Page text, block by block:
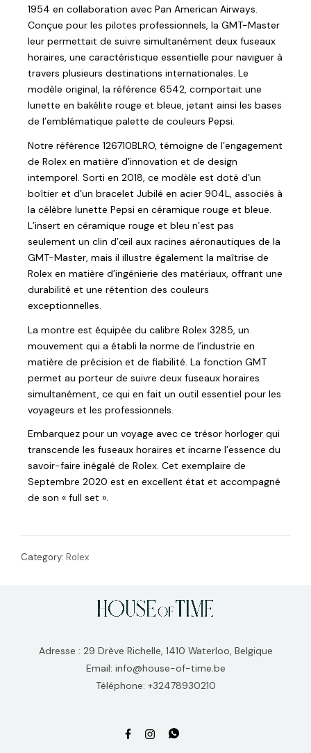
1954 en collaboration avec Pan American Airways.
Conçue pour les pilotes professionnels, la GMT-Master
leur permettait de suivre simultanément deux fuseaux
horaires, une caractéristique essentielle pour naviguer à
travers plusieurs destinations internationales. Le
modèle original, la référence 6542, comportait une
lunette en bakélite rouge et bleue, jetant ainsi les bases
de l’emblématique palette de couleurs Pepsi.
Notre référence 126710BLRO, témoigne de l’engagement
de Rolex en matière d’innovation et de design
intemporel. Sorti en 2018, ce modèle est doté d’un
boîtier et d’un bracelet Jubilé en acier 904L, associés à
la célèbre lunette Pepsi en céramique rouge et bleue.
L’insert en céramique rouge et bleu n’est pas
seulement un clin d’œil aux racines aéronautiques de la
GMT-Master, mais il illustre également la maîtrise de
Rolex en matière d’ingénierie des matériaux, offrant une
durabilité et une rétention des couleurs
exceptionnelles.
La montre est équipée du calibre Rolex 3285, un
mouvement qui a établi la norme de l’industrie en
matière de précision et de fiabilité. La fonction GMT
permet au porteur de suivre deux fuseaux horaires
simultanément, ce qui en fait un outil essentiel pour les
voyageurs et les professionnels.
Embarquez pour un voyage avec ce trésor horloger qui
transcende les fuseaux horaires et incarne l’essence du
savoir-faire inégalé de Rolex. Cet exemplaire de
Septembre 2020 est en excellent état et accompagné
de son « full set ».
Category: Rolex
Adresse : 29 Drève Richelle, 1410 Waterloo, Belgique
Email: info@house-of-time.be
Téléphone: +32478930210